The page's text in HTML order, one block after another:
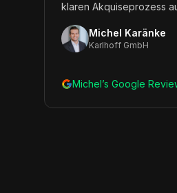
klaren Akquiseprozess
Michel Karänke
Karlhoff GmbH
Michel’s Google